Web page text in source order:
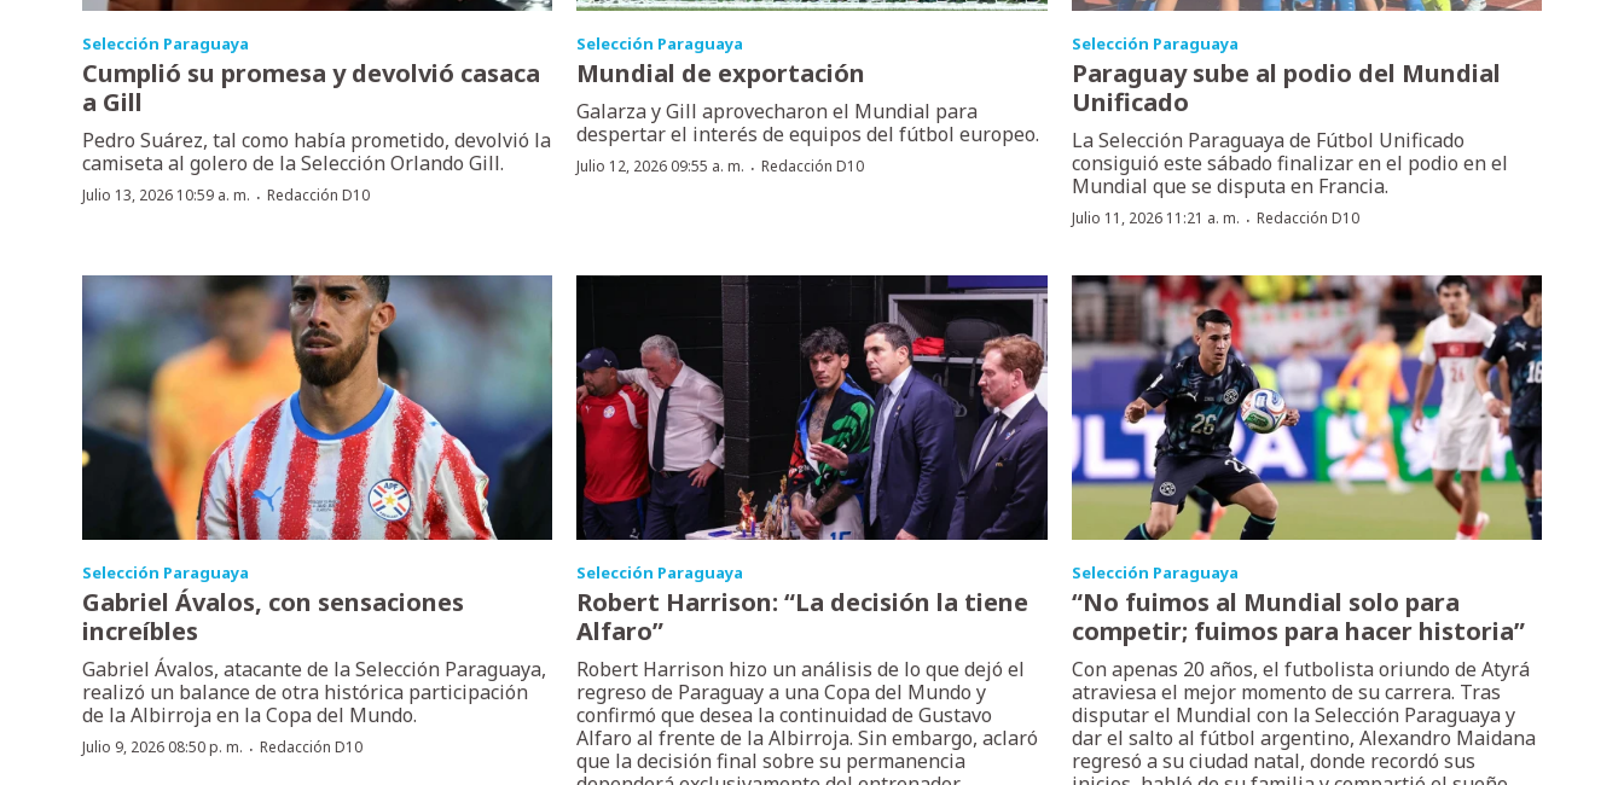
Selección Paraguaya
Cumplió su promesa y devolvió casaca
a Gill
Pedro Suárez, tal como había prometido, devolvió la
camiseta al golero de la Selección Orlando Gill.
Julio 13, 2026 10:59 a. m. · Redacción D10
Selección Paraguaya
Mundial de exportación
Galarza y Gill aprovecharon el Mundial para
despertar el interés de equipos del fútbol europeo.
Julio 12, 2026 09:55 a. m. ·Redacción D10
Selección Paraguaya
Paraguay sube al podio del Mundial
Unificado
La Selección Paraguaya de Fútbol Unificado
consiguió este sábado finalizar en el podio en el
Mundial que se disputa en Francia.
Julio 11, 2026 11:21 a. m. · Redacción D10
Selección Paraguaya
Gabriel Ávalos, con sensaciones
increíbles
Gabriel Ávalos, atacante de la Selección Paraguaya,
realizó un balance de otra histórica participación
de la Albirroja en la Copa del Mundo.
Julio 9, 2026 08:50 p. m. · Redacción D10
Selección Paraguaya
Robert Harrison: “La decisión la tiene
Alfaro”
Robert Harrison hizo un análisis de lo que dejó el
regreso de Paraguay a una Copa del Mundo y
confirmó que desea la continuidad de Gustavo
Alfaro al frente de la Albirroja. Sin embargo, aclaró
que la decisión final sobre su permanencia
Selección Paraguaya
“No fuimos al Mundial solo para
competir; fuimos para hacer historia”
Con apenas 20 años, el futbolista oriundo de Atyrá
atraviesa el mejor momento de su carrera. Tras
disputar el Mundial con la Selección Paraguaya y
dar el salto al fútbol argentino, Alexandro Maidana
regresó a su ciudad natal, donde recordó sus